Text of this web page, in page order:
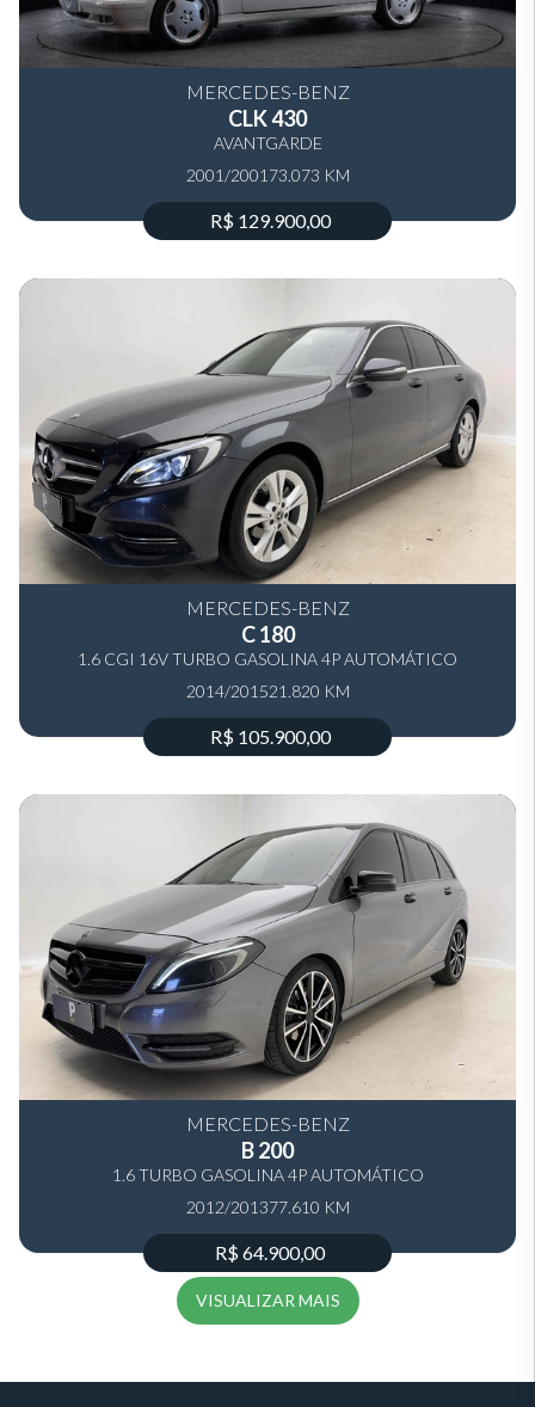
MERCEDES-BENZ
CLK 430
AVANTGARDE
2001/2001 73.073 KM
R$ 129.900,00
MERCEDES-BENZ
C 180
1.6 CGI 16V TURBO GASOLINA 4P AUTOMÁTICO
2014/201521.820 KM
R$ 105.900,00
MERCEDES-BENZ
B 200
1.6 TURBO GASOLINA 4P AUTOMÁTICO
2012/201377.610 KM
R$ 64.900,00
VISUALIZAR MAIS